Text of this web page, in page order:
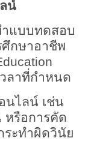
น์
ำแบบทดสอบ
กษาอาชีพ
ลาที่กำหนด
นไลน์ เช่น
หรือการคัด
ระทำผิดวินัย